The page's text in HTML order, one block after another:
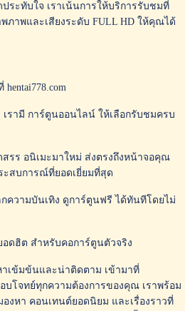
ระทับใจ เราเน้นการให้บริการรับชมที่
าพและเสียงระดับ FULL HD ให้คุณได้
รามี การ์ตูนออนไลน์ ให้เลือกรับชมครบ
รร อนิเมะมาใหม่ ส่งตรงถึงหน้าจอคุณ
ะสบการณ์ที่ยอดเยี่ยมที่สุด
ความบันเทิง ดูการ์ตูนฟรี ได้ทันทีโดยไม่
ดฮิต สำหรับคอการ์ตูนตัวจริง
เข้มข้นและน่าติดตาม เข้ามาที่
อบโจทย์ทุกความต้องการของคุณ เราพร้อม
งหา คอนเทนต์ยอดนิยม และเรื่องราวที่